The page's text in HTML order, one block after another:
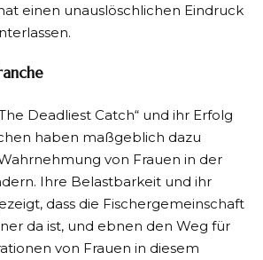
einen unauslöschlichen Eindruck
Deadliest Catch“ und ihr Erfolg
haben maßgeblich dazu
von Frauen in der
Ihre Belastbarkeit und ihr
dass die Fischergemeinschaft
da ist, und ebnen den Weg für
von Frauen in diesem